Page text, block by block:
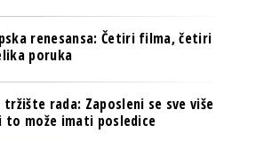
renesansa: Četiri filma, četiri
poruka
tržište rada: Zaposleni se sve više
može imati posledice